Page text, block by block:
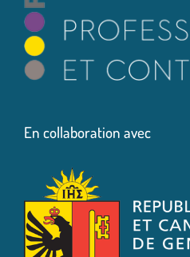
En collaboration avec